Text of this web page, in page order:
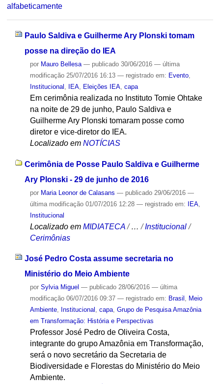
alfabeticamente
Paulo Saldiva e Guilherme Ary Plonski tomam
posse na direção do IEA
por Mauro Bellesa — publicado30/06/2016 — última
modificação25/07/2016 16:13 — registrado em: Evento,
Institucional
IEA, Eleições IEA, capa
Em cerimônia realizada no Instituto Tomie Ohtake
na noite de 29 de junho, Paulo Saldiva e
Guilherme Ary Plonski tomaram posse como
diretor e vice-diretor do IEA.
Localizado em NOTÍCIAS
Cerimônia de Posse Paulo Saldiva e Guilherme
Ary Plonski - 29 de junho de 2016
por Maria Leonor de Calasans — publicado29/06/2016 —
última modificação01/07/2016 12:28 — registrado em: IEA,
Institucional
Localizado em MIDIATECA /…/Institucional /
Cerimônias
José Pedro Costa assume secretaria no
Ministério do Meio Ambiente
por Sylvia Miguel — publicado28/06/2016 — última
modificação06/07/2016 09:37 — registrado em: Brasil , Meio
Ambiente, Institucional , capa, Grupo de Pesquisa Amazônia
em Transformação: História e Perspectivas
Professor José Pedro de Oliveira Costa,
integrante do grupo Amazônia em Transformação,
será o novo secretário da Secretaria de
Biodiversidade e Florestas do Ministério do Meio
Ambiente.